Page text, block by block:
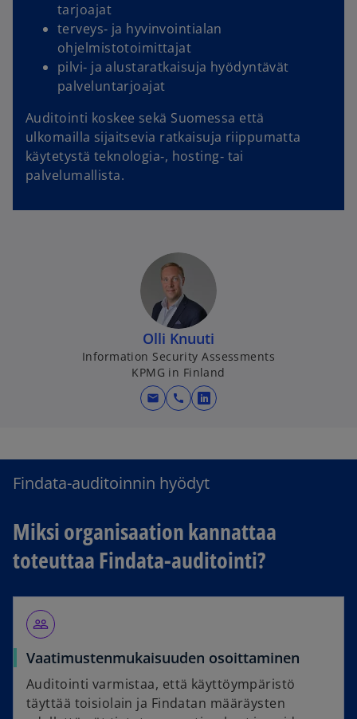
tarjoajat
terveys‑ ja hyvinvointialan
ohjelmistotoimittajat
pilvi‑ ja alustaratkaisuja hyödyntävät
palveluntarjoajat
Auditointi koskee sekä Suomessa että
ulkomailla sijaitsevia ratkaisuja riippumatta
käytetystä teknologia‑, hosting‑ tai
palvelumallista.
Olli Knuuti
Information Security Assessments
KPMG in Finland
mail call
o
n
s
a
n
w
b
Findata-auditoinnin hyödyt
Miksi organisaation kannattaa
toteuttaa Findata-auditointi?
people_outline
Vaatimustenmukaisuuden osoittaminen
Auditointi varmistaa, että käyttöympäristö
täyttää toisiolain ja Findatan määräysten